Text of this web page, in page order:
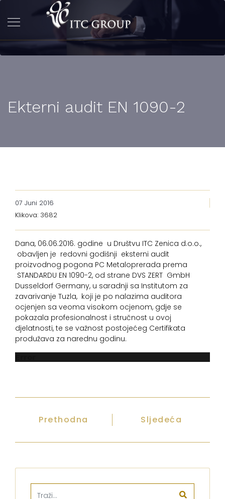
Ekterni audit EN 1090-2
07 Juni 2016
Klikova: 3682
Dana, 06.06.2016. godine u Društvu ITC Zenica d.o.o.,
obavljen je redovni godišnji eksterni audit
proizvodnog pogona PC Metaloprerada prema
STANDARDU EN 1090-2, od strane DVS ZERT GmbH
Dusseldorf Germany, u saradnji sa Institutom za
zavarivanje Tuzla, koji je po nalazima auditora
ocjenjen sa veoma visokom ocjenom, gdje se
pokazala profesionalnost i stručnost u ovoj
djelatnosti, te se važnost postojećeg Certifikata
produžava za narednu godinu.
Prethodna Sljedeća